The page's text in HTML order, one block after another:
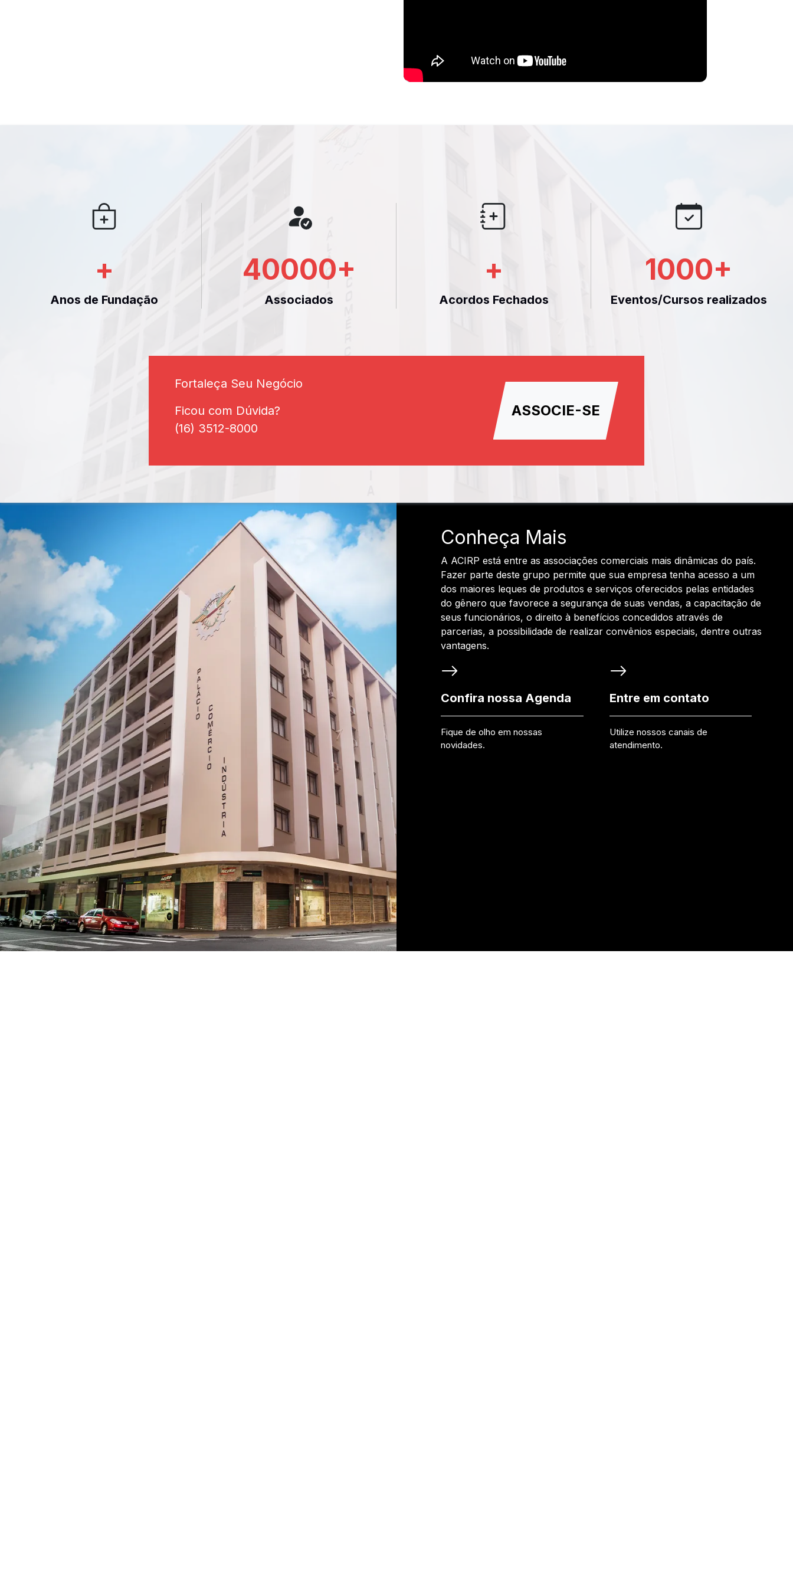
+
Anos de Fundação
40000+
Associados
+
Acordos Fechados
1000+
Eventos/Cursos realizados
Fortaleça Seu Negócio
Ficou com Dúvida?
(16) 3512-8000
ASSOCIE-SE
Conheça Mais
A ACIRP está entre as associações comerciais mais dinâmicas do país.
Fazer parte deste grupo permite que sua empresa tenha acesso a um
dos maiores leques de produtos e serviços oferecidos pelas entidades
do gênero que favorece a segurança de suas vendas, a capacitação de
seus funcionários, o direito à benefícios concedidos através de
parcerias, a possibilidade de realizar convênios especiais, dentre outras
vantagens.
Confira nossa Agenda
Fique de olho em nossas
novidades.
Entre em contato
Utilize nossos canais de
atendimento.